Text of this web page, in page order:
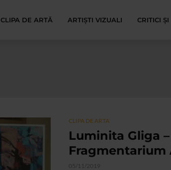
CLIPA DE ARTĂ ARTIȘTI VIZUALI CRITICI
CLIPA DE ARTA
Luminita Gliga
Fragmentarium
05/11/2019